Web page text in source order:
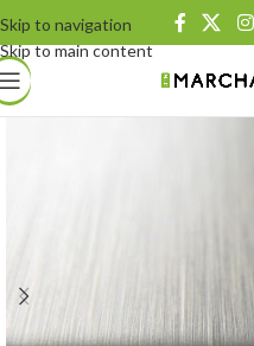
Skip to navigation
Skip to main content